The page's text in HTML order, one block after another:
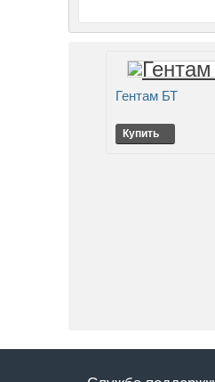
Гентам БТ
Купить